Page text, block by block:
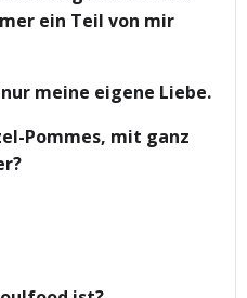
ein Teil von mir
meine eigene Liebe.
Pommes, mit ganz